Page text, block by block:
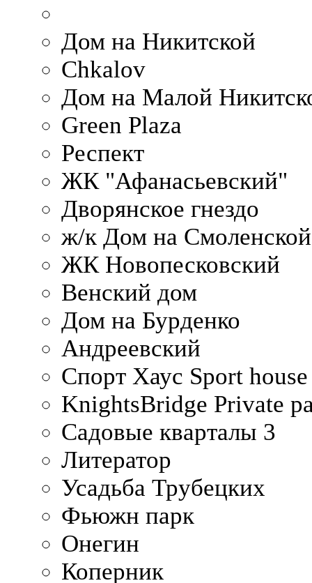
Дом на Никитской
Chkalov
Дом на Малой
Green Plaza
Респект
ЖК "Афанасьевский"
Дворянское гнездо
ж/к Дом на
ЖК Новопесковский
Венский дом
Дом на Бурденко
Андреевский
Спорт Хаус Sport house
KnightsBridge Private
Садовые кварталы 3
Литератор
Усадьба Трубецких
Фьюжн парк
Онегин
Коперник